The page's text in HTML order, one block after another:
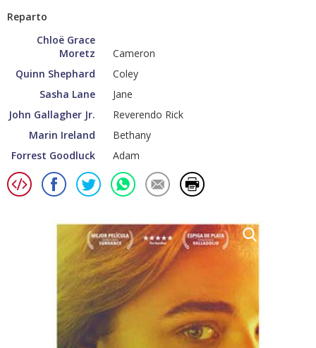
Reparto
Chloë Grace
Moretz
Cameron
Quinn Shephard
Coley
Sasha Lane
Jane
John Gallagher Jr.
Reverendo Rick
Marin Ireland
Bethany
Forrest Goodluck
Adam